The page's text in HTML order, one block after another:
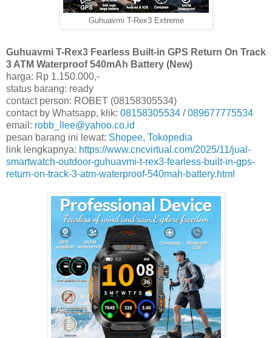
Guhuavmi T-Rex3 Extreme
Guhuavmi T-Rex3 Fearless Built-in GPS Return On Track
3 ATM Waterproof 540mAh Battery (New)
harga: Rp 1.150.000,-
status barang: ready
contact person: ROBET (08158305534)
contact by Whatsapp, klik: 08158305534 /089677775534
email: robb_llee@yahoo.co.id
pesan barang ini lewat: Shopee, Tokopedia
link lengkapnya: https://www.cncvirtual.com/2025/11/jual-
smartwatch-outdoor-guhuavmi-t-rex3-fearless-built-in-gps-
return-on-track-3-atm-waterproof-540mah-battery.html